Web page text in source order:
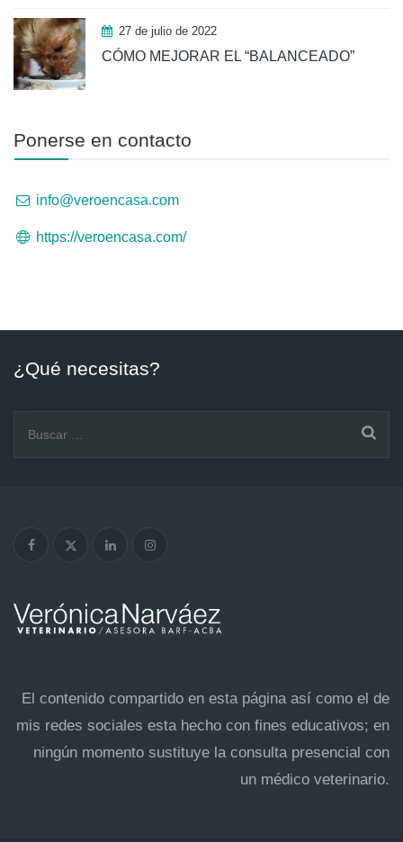
27 de julio de 2022
CÓMO MEJORAR EL “BALANCEADO”
Ponerse en contacto
info@veroencasa.com
https://veroencasa.com/
¿Qué necesitas?
El contenido compartido en esta página así como el de
mis redes sociales esta hecho con fines educativos; en
ningún momento sustituye la consulta presencial con
un médico veterinario.